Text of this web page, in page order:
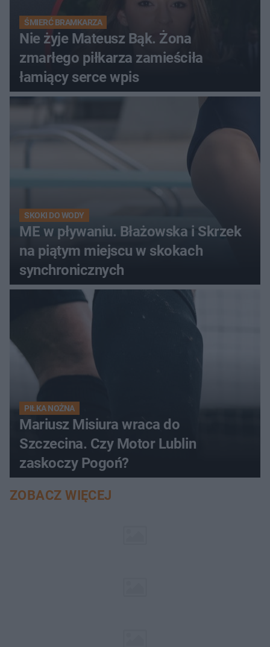
ŚMIERĆ BRAMKARZA
Nie żyje Mateusz Bąk. Żona
zmarłego piłkarza zamieściła
łamiący serce wpis
SKOKI DO WODY
ME w pływaniu. Błażowska i Skrzek
na piątym miejscu w skokach
synchronicznych
PIŁKA NOŻNA
Mariusz Misiura wraca do
Szczecina. Czy Motor Lublin
zaskoczy Pogoń?
ZOBACZ WIĘCEJ